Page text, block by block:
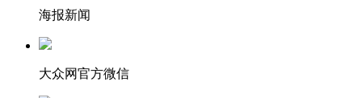
海报新闻
大众网官方微信